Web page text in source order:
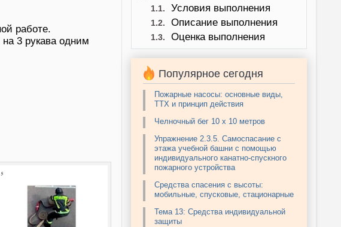
работе.
3 рукава одним
1.1. Условия выполнения
1.2. Описание выполнения
1.3. Оценка выполнения
Популярное сегодня
Пожарные насосы: основные виды,
ТТХ и принцип действия
Челночный бег 10 х 10 метров
Упражнение 2.3.5. Самоспасание с
этажа учебной башни с помощью
индивидуального канатно-спускного
пожарного устройства
Средства спасения с высоты:
мобильные, спусковые, стационарные
Тема 13: Средства индивидуальной
защиты